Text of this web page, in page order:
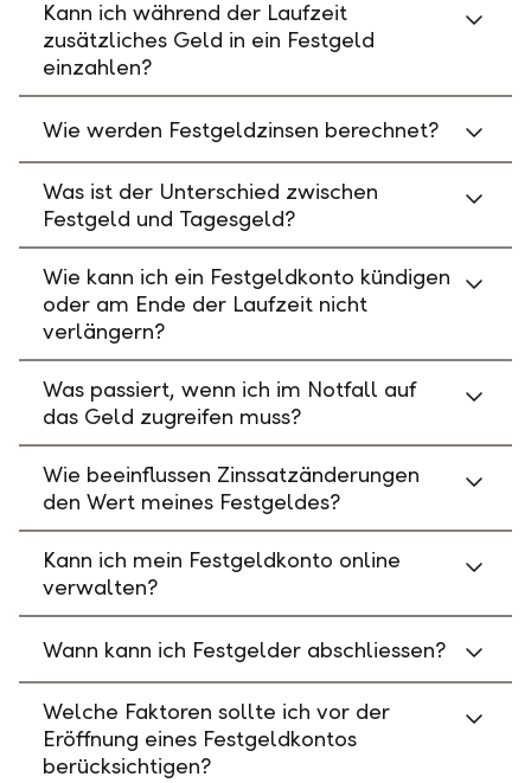
Kann ich während der Laufzeit
zusätzliches Geld in ein Festgeld
einzahlen?
Wie werden Festgeldzinsen berechnet?
Was ist der Unterschied zwischen
Festgeld und Tagesgeld?
Wie kann ich ein Festgeldkonto kündigen
oder am Ende der Laufzeit nicht
verlängern?
Was passiert, wenn ich im Notfall auf
das Geld zugreifen muss?
Wie beeinflussen Zinssatzänderungen
den Wert meines Festgeldes?
Kann ich mein Festgeldkonto online
verwalten?
Wann kann ich Festgelder abschliessen?
Welche Faktoren sollte ich vor der
Eröffnung eines Festgeldkontos
berücksichtigen?